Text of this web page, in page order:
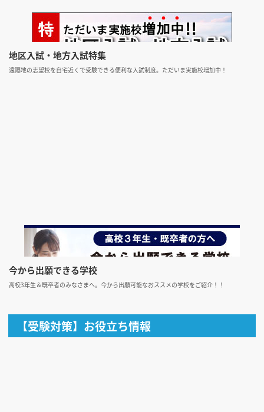
地区入試・地方入試特集
遠隔地の志望校を自宅近くで受験できる便利な入試制度。ただいま実施校増加中！
今から出願できる学校
高校3年生＆既卒者のみなさまへ。今から出願可能なおススメの学校をご紹介！！
【受験対策】お役立ち情報